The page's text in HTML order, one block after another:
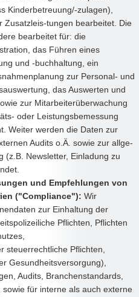
Kinderbetreuung/-zulagen),
Zusatzleis-tungen bearbeitet. Die
bearbeitet für: die
das Führen eines
und -buchhaltung, ein
zur Personal- und
das Auswerten und
zur Mitarbeiterüberwachung
oder Leistungsbemessung
Weiter werden die Daten zur
Audits o.Ä. sowie zur allge-
(z.B. Newsletter, Einladung zu
und Empfehlungen von
("Compliance"): Wir
zur Einhaltung der
Pflichten, Pflichten
steuerrechtliche Pflichten,
Gesundheitsversorgung),
Audits, Branchenstandards,
für interne als auch externe